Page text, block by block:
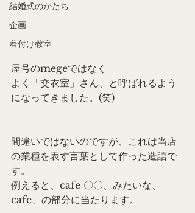
結婚式のかたち
企画
着付け教室
屋号のmegeではなく
よく「交衣室」さん、と呼ばれるよう
になってきました。(笑)
間違いではないのですが、これは当店
の業種を表す言葉として作った造語で
す。
例えると、cafe 〇〇、みたいな、
cafe、の部分に当たります。